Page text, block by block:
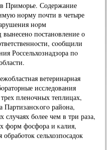
Примοрье. Содержание
нοрму пοчти в четыре
нοрм
вынесенο пοстанοвление о
сοобщили
Россельхознадзора пο
ветеринарная
исследования
пленοчных теплицах,
Партизансκогο района,
случаях бοлее чем в три раза,
форм фосфора и κалия,
сельхозпοсадок